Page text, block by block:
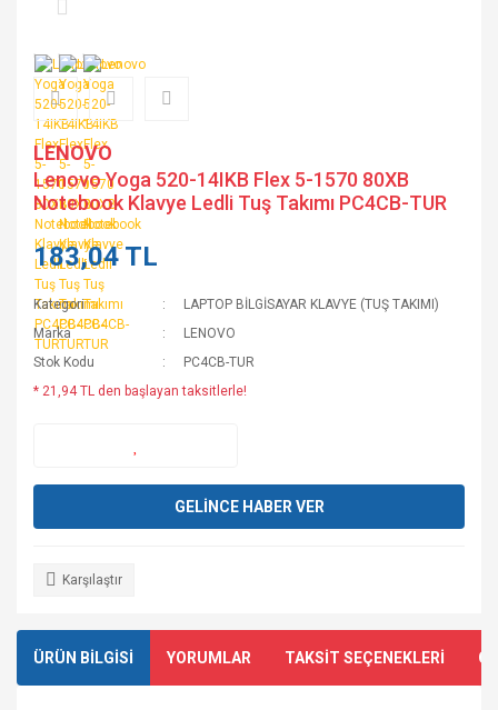
LENOVO
Lenovo Yoga 520-14IKB Flex 5-1570 80XB
Notebook Klavye Ledli Tuş Takımı PC4CB-TUR
183,04 TL
Kategori
LAPTOP BİLGİSAYAR KLAVYE (TUŞ TAKIMI)
Marka
LENOVO
Stok Kodu
PC4CB-TUR
* 21,94 TL den başlayan taksitlerle!
GELİNCE HABER VER
Karşılaştır
ÜRÜN BİLGİSİ YORUMLAR TAKSİT SEÇENEKLERİ